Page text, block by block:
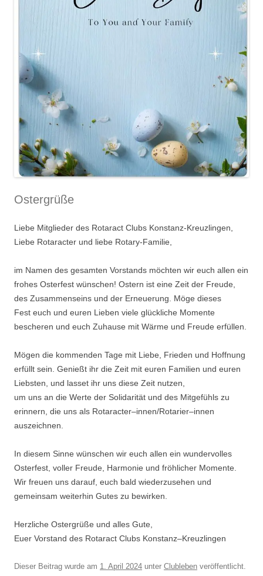
Ostergrüße
Liebe Mitglieder des Rotaract Clubs Konstanz-Kreuzlingen,
Liebe Rotaracter und liebe Rotary-Familie,
im Namen des gesamten Vorstands möchten wir euch allen ein
frohes Osterfest wünschen! Ostern ist eine Zeit der Freude,
des Zusammenseins und der Erneuerung. Möge dieses
Fest euch und euren Lieben viele glückliche Momente
bescheren und euch Zuhause mit Wärme und Freude erfüllen.
Mögen die kommenden Tage mit Liebe, Frieden und Hoffnung
erfüllt sein. Genießt ihr die Zeit mit euren Familien und euren
Liebsten, und lasset ihr uns diese Zeit nutzen,
um uns an die Werte der Solidarität und des Mitgefühls zu
erinnern, die uns als Rotaracter–innen/Rotarier–innen
auszeichnen.
In diesem Sinne wünschen wir euch allen ein wundervolles
Osterfest, voller Freude, Harmonie und fröhlicher Momente.
Wir freuen uns darauf, euch bald wiederzusehen und
gemeinsam weiterhin Gutes zu bewirken.
Herzliche Ostergrüße und alles Gute,
Euer Vorstand des Rotaract Clubs Konstanz–Kreuzlingen
Dieser Beitrag wurde am 1. April 2024 unter Clubleben veröffentlicht.